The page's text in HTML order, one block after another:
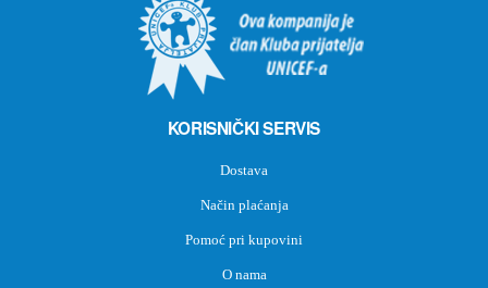
KORISNIČKI SERVIS
Dostava
Način plaćanja
Pomoć pri kupovini
O nama